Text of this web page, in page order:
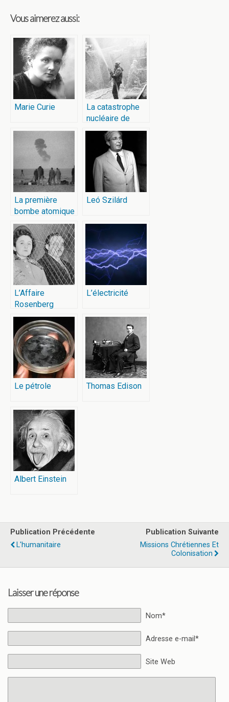
Vous aimerez aussi:
Marie Curie
La catastrophe
nucléaire de
Tchernobyl
La première
bombe atomique
française
Leó Szilárd
L’Affaire
Rosenberg
L’électricité
Le pétrole Thomas Edison
Albert Einstein
Publication Précédente
L'humanitaire
Publication Suivante
Missions Chrétiennes Et
Colonisation
Laisser une réponse
Nom*
Adresse e-mail*
Site Web